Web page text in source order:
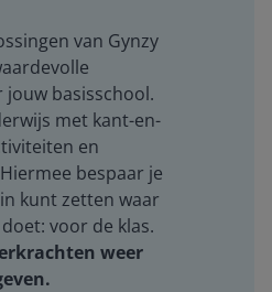
van Gynzy
jouw basisschool.
met kant-en-
en
bespaar je
kunt zetten waar
voor de klas.
weer